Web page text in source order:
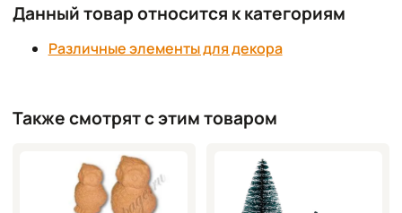
Данный товар относится к категориям
Различные элементы для декора
Также смотрят с этим товаром